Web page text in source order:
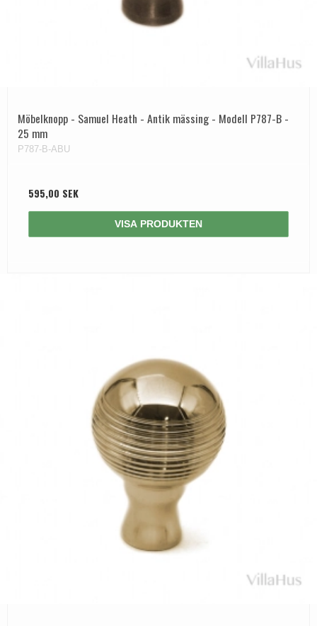
Möbelknopp - Samuel Heath - Antik mässing - Modell P787-B -
25 mm
P787-B-ABU
595,00 SEK
VISA PRODUKTEN